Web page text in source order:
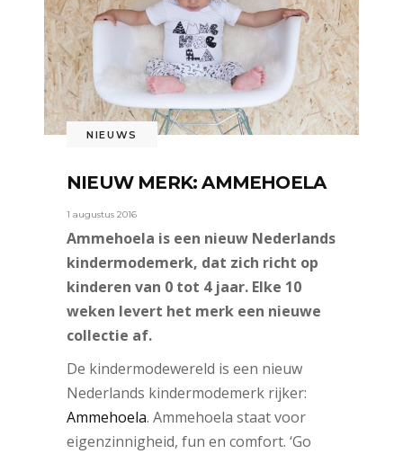
NIEUWS
NIEUW MERK: AMMEHOELA
1 augustus 2016
Ammehoela is een nieuw Nederlands
kindermodemerk, dat zich richt op
kinderen van 0 tot 4 jaar. Elke 10
weken levert het merk een nieuwe
collectie af.
De kindermodewereld is een nieuw
Nederlands kindermodemerk rijker:
Ammehoela. Ammehoela staat voor
eigenzinnigheid, fun en comfort. ‘Go